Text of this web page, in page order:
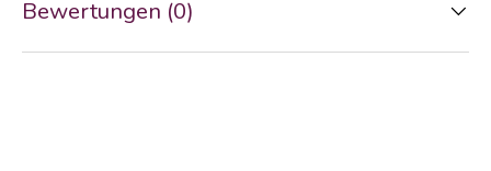
Bewertungen (0)